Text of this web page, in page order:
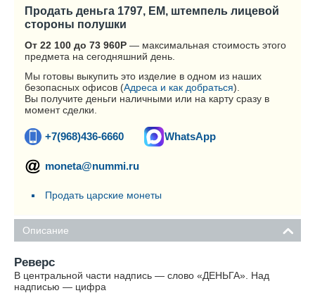
Продать деньга 1797, ЕМ, штемпель лицевой
стороны полушки
От 22 100 до 73 960Р — максимальная стоимость этого
предмета на сегодняшний день.
Мы готовы выкупить это изделие в одном из наших
безопасных офисов (Адреса и как добраться).
Вы получите деньги наличными или на карту сразу в
момент сделки.
+7(968)436-6660 WhatsApp
moneta@nummi.ru
Продать царские монеты
Описание
Реверс
В центральной части надпись — слово «ДЕНЬГА». Над
надписью — цифра